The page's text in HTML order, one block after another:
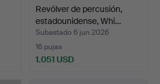
Revólver de percusión,
estadounidense, Whi…
Subastado 6 jun 2026
16 pujas
1.051 USD